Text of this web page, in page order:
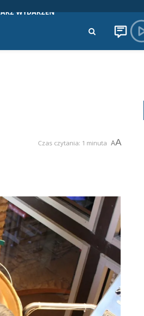
WYDARZEŃ
Czas czytania: 1 minuta AA